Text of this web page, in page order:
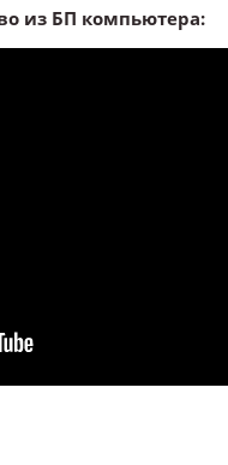
из БП компьютера: